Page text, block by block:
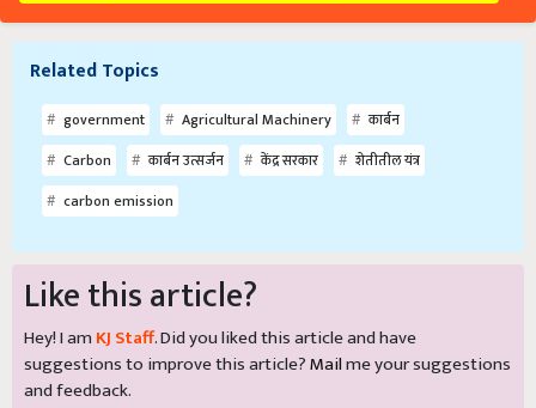
Related Topics
government Agricultural Machinery
कार्बन
Carbon
कार्बन उत्सर्जन केंद्र सरकार
शेतीतील यंत्र
carbon emission
Like this article?
Hey! I am KJ Staff. Did you liked this article and have
suggestions to improve this article?Mailme your suggestions
and feedback.